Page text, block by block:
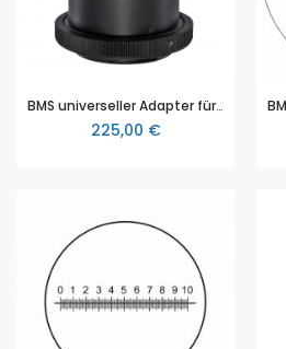
BMS universeller Adapter für DSLR-Kamera, für Mikroskop mit 23,2 mm Innentubus oder trinokularem Kopf
225,00 €